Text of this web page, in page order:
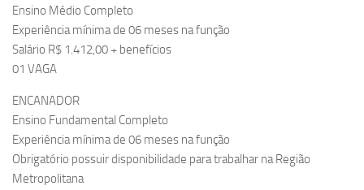
Ensino Médio Completo
Experiência mínima de 06 meses na função
Salário R$ 1.412,00 + benefícios
01 VAGA
ENCANADOR
Ensino Fundamental Completo
Experiência mínima de 06 meses na função
Obrigatório possuir disponibilidade para trabalhar na Região
Metropolitana